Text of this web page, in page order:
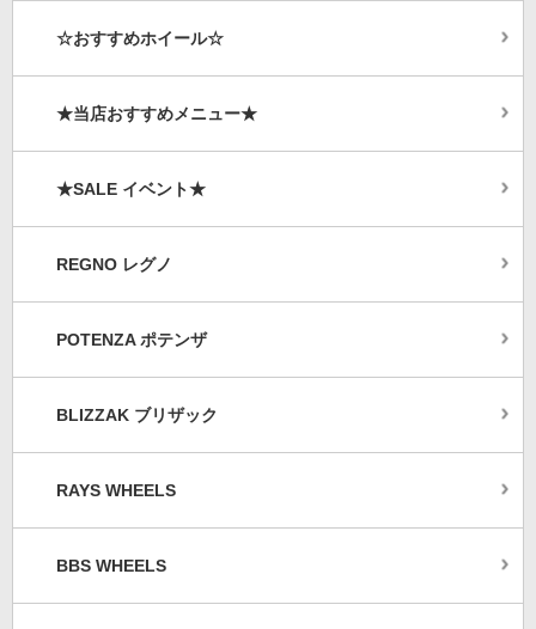
☆おすすめホイール☆
★当店おすすめメニュー★
★SALE イベント★
REGNO レグノ
POTENZA ポテンザ
BLIZZAK ブリザック
RAYS WHEELS
BBS WHEELS